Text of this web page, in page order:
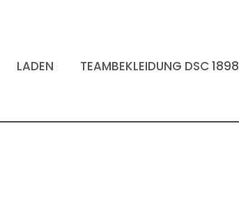
LADEN
TEAMBEKLEIDUNG DSC 1898